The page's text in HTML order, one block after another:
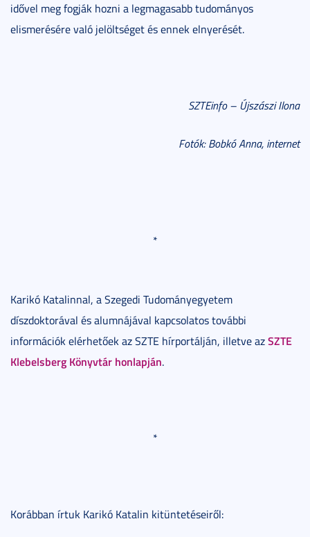
idővel meg fogják hozni a legmagasabb tudományos
elismerésére való jelöltséget és ennek elnyerését.
SZTEinfo – Újszászi Ilona
Fotók: Bobkó Anna, internet
*
Karikó Katalinnal, a Szegedi Tudományegyetem
díszdoktorával és alumnájával kapcsolatos további
információk elérhetőek az SZTE hírportálján, illetve azSZTE
Klebelsberg Könyvtár honlapján.
*
Korábban írtuk Karikó Katalin kitüntetéseiről: